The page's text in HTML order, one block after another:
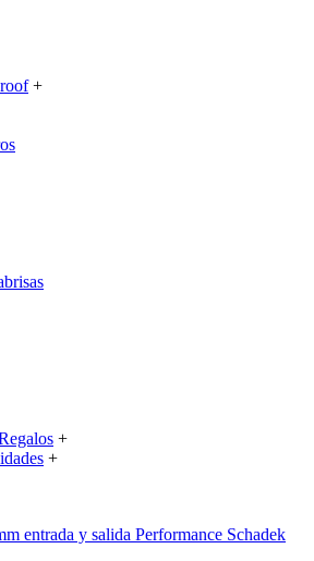
+
+
+
entrada y salida Performance Schadek